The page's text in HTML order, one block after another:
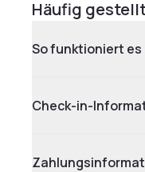
Häufig
So funktioniert es
Check-in-